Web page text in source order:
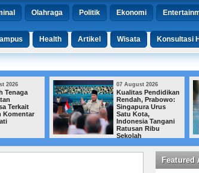
Olahraga Politik Ekonomi
Health Artikel Wisata Konsultasi
2026
Tenaga
Terkait
Komentar
07 August 2026
Kualitas Pendidikan
Rendah, Prabowo:
Singapura Urus
Satu Kota,
Indonesia Tangani
Ratusan Ribu
Sekolah
Featured